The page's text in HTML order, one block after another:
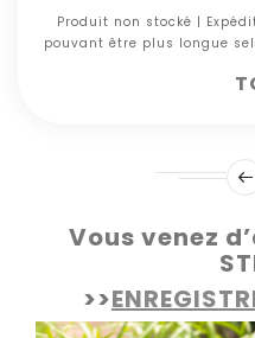
Produit non stocké |
pouvant être plus longue
Vous venez
>>